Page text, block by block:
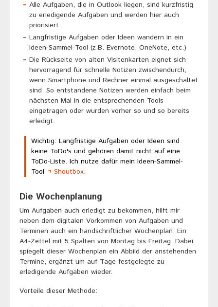
Alle Aufgaben, die in Outlook liegen, sind kurzfristig
zu erledigende Aufgaben und werden hier auch
priorisiert.
Langfristige Aufgaben oder Ideen wandern in ein
Ideen-Sammel-Tool (z.B. Evernote, OneNote, etc.)
Die Rückseite von alten Visitenkarten eignet sich
hervorragend für schnelle Notizen zwischendurch,
wenn Smartphone und Rechner einmal ausgeschaltet
sind. So entstandene Notizen werden einfach beim
nächsten Mal in die entsprechenden Tools
eingetragen oder wurden vorher so und so bereits
erledigt.
Wichtig: Langfristige Aufgaben oder Ideen sind
keine ToDo's und gehören damit nicht auf eine
ToDo-Liste. Ich nutze dafür mein Ideen-Sammel-
Tool
Shoutbox.
Die Wochenplanung
Um Aufgaben auch erledigt zu bekommen, hilft mir
neben dem digitalen Vorkommen von Aufgaben und
Terminen auch ein handschriftlicher Wochenplan. Ein
A4-Zettel mit 5 Spalten von Montag bis Freitag. Dabei
spiegelt dieser Wochenplan ein Abbild der anstehenden
Termine, ergänzt um auf Tage festgelegte zu
erledigende Aufgaben wieder.
Vorteile dieser Methode: